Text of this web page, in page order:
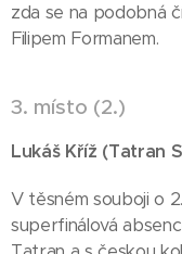
zda se na podobná
Filipem Formanem.
3. místo (2.)
Lukáš Kříž (Tatran
V těsném souboji o
superfinálová